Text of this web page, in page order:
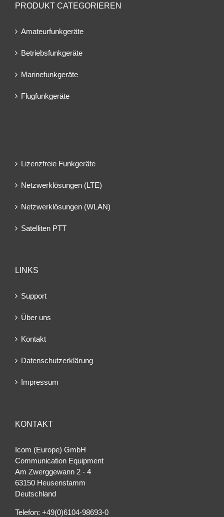
PRODUKT CATEGORIEREN
Amateurfunkgeräte
Betriebsfunkgeräte
Marinefunkgeräte
Flugfunkgeräte
Lizenzfreie Funkgeräte
Netzwerklösungen (LTE)
Netzwerklösungen (WLAN)
Satelliten PTT
LINKS
Support
Über uns
Kontakt
Datenschutzerklärung
Impressum
KONTAKT
Icom (Europe) GmbH
Communication Equipment
Am Zwerggewann 2 ‐ 4
63150 Heusenstamm
Deutschland
Telefon: +49(0)6104-98693-0